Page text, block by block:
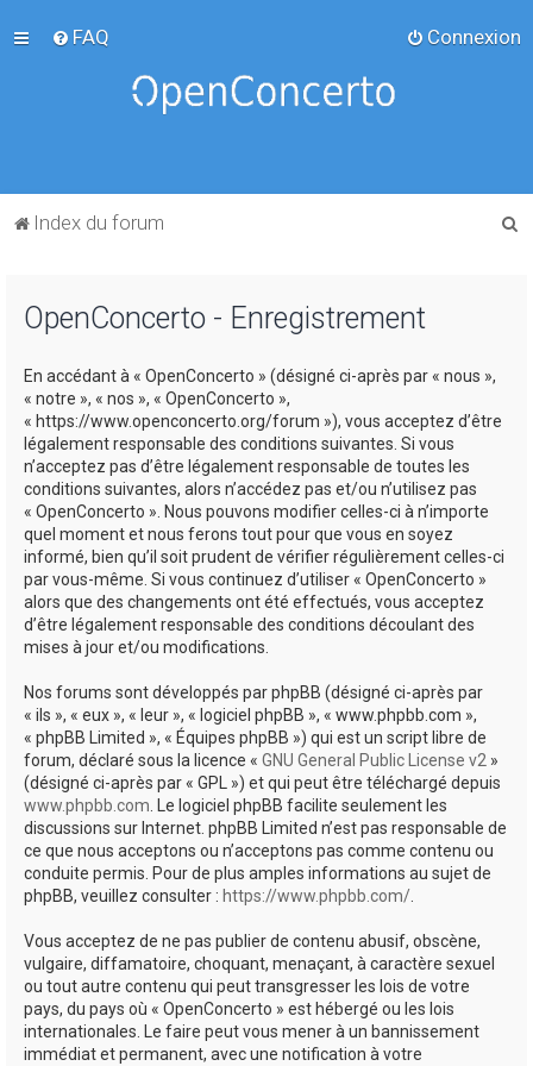
FAQ Connexion
Index du forum
OpenConcerto - Enregistrement
En accédant à « OpenConcerto » (désigné ci-après par « nous »,
« notre », « nos », « OpenConcerto »,
« https://www.openconcerto.org/forum »), vous acceptez d’être
légalement responsable des conditions suivantes. Si vous
n’acceptez pas d’être légalement responsable de toutes les
conditions suivantes, alors n’accédez pas et/ou n’utilisez pas
« OpenConcerto ». Nous pouvons modifier celles-ci à n’importe
quel moment et nous ferons tout pour que vous en soyez
informé, bien qu’il soit prudent de vérifier régulièrement celles-ci
par vous-même. Si vous continuez d’utiliser « OpenConcerto »
alors que des changements ont été effectués, vous acceptez
d’être légalement responsable des conditions découlant des
mises à jour et/ou modifications.
Nos forums sont développés par phpBB (désigné ci-après par
« ils », « eux », « leur », « logiciel phpBB », « www.phpbb.com »,
« phpBB Limited », « Équipes phpBB ») qui est un script libre de
forum, déclaré sous la licence « GNU General Public License v2 »
(désigné ci-après par « GPL ») et qui peut être téléchargé depuis
www.phpbb.com. Le logiciel phpBB facilite seulement les
discussions sur Internet. phpBB Limited n’est pas responsable de
ce que nous acceptons ou n’acceptons pas comme contenu ou
conduite permis. Pour de plus amples informations au sujet de
phpBB, veuillez consulter : https://www.phpbb.com/.
Vous acceptez de ne pas publier de contenu abusif, obscène,
vulgaire, diffamatoire, choquant, menaçant, à caractère sexuel
ou tout autre contenu qui peut transgresser les lois de votre
pays, du pays où « OpenConcerto » est hébergé ou les lois
internationales. Le faire peut vous mener à un bannissement
immédiat et permanent, avec une notification à votre